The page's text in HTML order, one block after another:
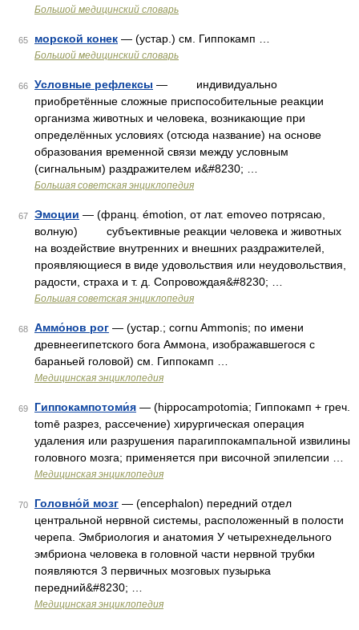
Большой медицинский словарь
65 морской конек — (устар.) см. Гиппокамп …
Большой медицинский словарь
66 Условные рефлексы — индивидуально
приобретённые сложные приспособительные реакции
организма животных и человека, возникающие при
определённых условиях (отсюда название) на основе
образования временной связи между условным
(сигнальным) раздражителем и&#8230; …
Большая советская энциклопедия
67 Эмоции — (франц. émotion, от лат. emoveo потрясаю,
волную) субъективные реакции человека и животных
на воздействие внутренних и внешних раздражителей,
проявляющиеся в виде удовольствия или неудовольствия,
радости, страха и т. д. Сопровождая&#8230; …
Большая советская энциклопедия
68 Аммо́нов рог — (устар.; cornu Ammonis; по имени
древнеегипетского бога Аммона, изображавшегося с
бараньей головой) см. Гиппокамп …
Медицинская энциклопедия
69 Гиппокампотоми́я — (hippocampotomia; Гиппокамп + греч.
tomē разрез, рассечение) хирургическая операция
удаления или разрушения парагиппокампальной извилины
головного мозга; применяется при височной эпилепсии …
Медицинская энциклопедия
70 Головно́й мозг — (encephalon) передний отдел
центральной нервной системы, расположенный в полости
черепа. Эмбриология и анатомия У четырехнедельного
эмбриона человека в головной части нервной трубки
появляются 3 первичных мозговых пузырька
передний&#8230; …
Медицинская энциклопедия